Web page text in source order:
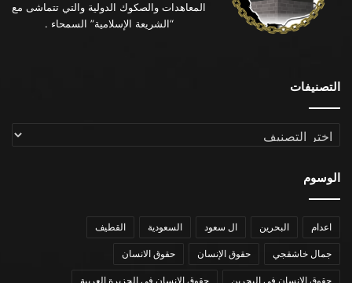
المعاهدات والصكوك الدولية والتي تتماشى مع
“الشريعة الإسلامية” السمحاء .
التصنيفات
التصنيفات
الوسوم
اعدام البحرين ال سعود السعودية القطيف
جمال خاشقجي حقوق الإنسان حقوق الانسان
حقوق الانسان في البحرين حقوق الانسان في الجزيرة العربية